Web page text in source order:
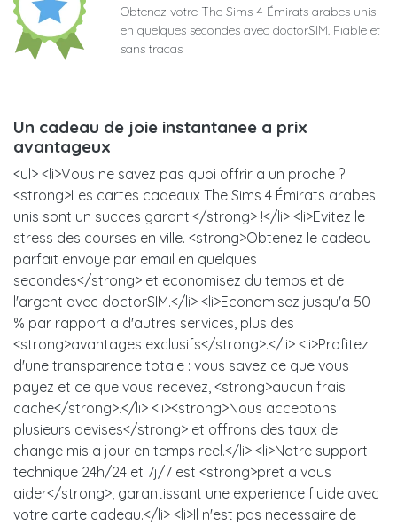
Obtenez votre The Sims 4 Émirats arabes unis
en quelques secondes avec doctorSIM. Fiable et
sans tracas
Un cadeau de joie instantanee a prix
avantageux
<ul> <li>Vous ne savez pas quoi offrir a un proche ?
<strong>Les cartes cadeaux The Sims 4 Émirats arabes
unis sont un succes garanti</strong> !</li> <li>Evitez le
stress des courses en ville. <strong>Obtenez le cadeau
parfait envoye par email en quelques
secondes</strong> et economisez du temps et de
l'argent avec doctorSIM.</li> <li>Economisez jusqu'a 50
% par rapport a d'autres services, plus des
<strong>avantages exclusifs</strong>.</li> <li>Profitez
d'une transparence totale : vous savez ce que vous
payez et ce que vous recevez, <strong>aucun frais
cache</strong>.</li> <li><strong>Nous acceptons
plusieurs devises</strong> et offrons des taux de
change mis a jour en temps reel.</li> <li>Notre support
technique 24h/24 et 7j/7 est <strong>pret a vous
aider</strong>, garantissant une experience fluide avec
votre carte cadeau.</li> <li>Il n'est pas necessaire de